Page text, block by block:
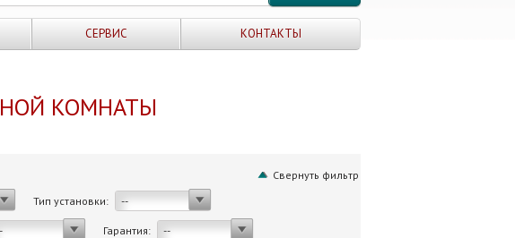
СЕРВИС КОНТАКТЫ
КОМНАТЫ
Свернуть фильтр
Тип установки: --
Гарантия: --